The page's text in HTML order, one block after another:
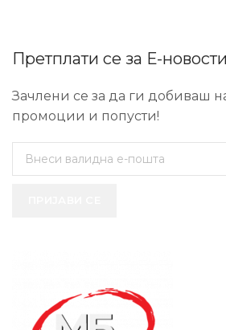
Претплати се за Е-новости
Зачлени се за да ги добиваш
промоции и попусти!